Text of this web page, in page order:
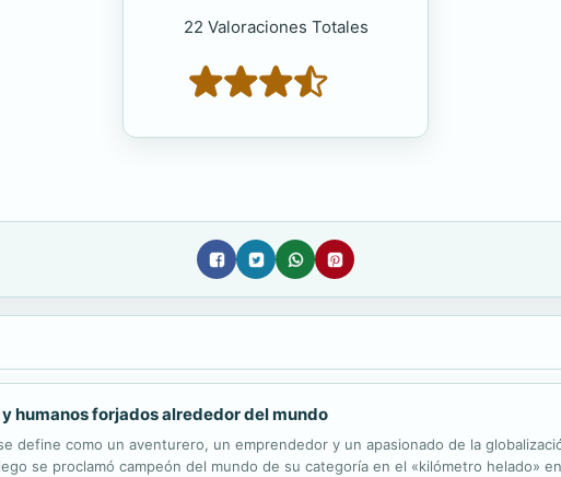
22 Valoraciones Totales
humanos forjados alrededor del mundo
define como un aventurero, un emprendedor y un apasionado de la
se proclamó campeón del mundo de su categoría en el «kilómetro helado»